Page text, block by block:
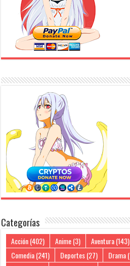
Categorías
Acción(402) Anime(3) Aventura(143)
Comedia(241) Deportes(27) Drama